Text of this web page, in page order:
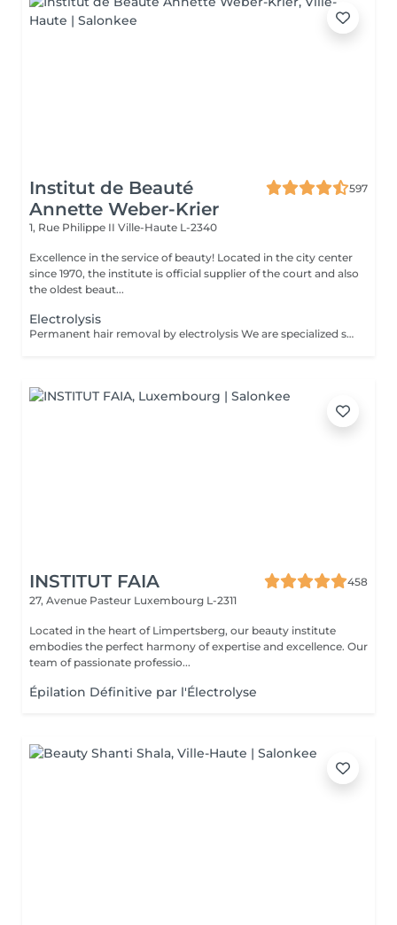
Institut de Beauté
Annette Weber-Krier
597
1, Rue Philippe II Ville-Haute L-2340
Excellence in the service of beauty! Located in the city center
since 1970, the institute is official supplier of the court and also
the oldest beaut...
Electrolysis
Permanent hair removal by electrolysis We are specialized since 1970 in permanent hair removal by electrolysis, the effectiveness of this method of permanent hair removal is indisputable. Electrolysis allows permanent removal of the cells responsible for hair growth by inserting a filament into the hair follicle and applying a high-speed current adjusted according to the hair and the targeted region. All skin and hair colors as well as all regions can be treated efficiently and without any compromise.
INSTITUT FAIA
458
27, Avenue Pasteur Luxembourg L-2311
Located in the heart of Limpertsberg, our beauty institute
embodies the perfect harmony of expertise and excellence. Our
team of passionate professio...
Épilation Définitive par l'Électrolyse